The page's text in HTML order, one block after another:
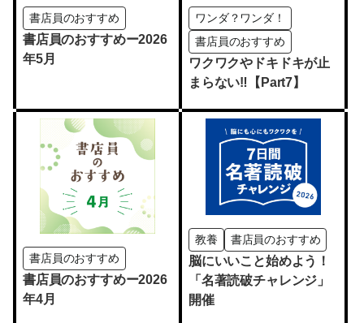
書店員のおすすめ
書店員のおすすめー2026
年5月
ワンダ？ワンダ！
書店員のおすすめ
ワクワクやドキドキが止
まらない‼【Part7】
書店員のおすすめ
書店員のおすすめー2026
年4月
教養 書店員のおすすめ
脳にいいこと始めよう！
「名著読破チャレンジ」
開催